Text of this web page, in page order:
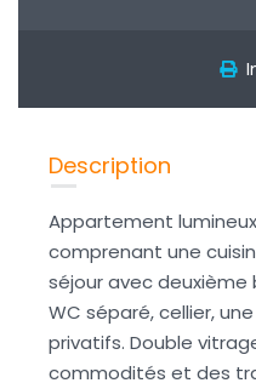
Description
Appartement
comprenant une
séjour avec deuxième
WC séparé, cellier,
privatifs. Double
commodités et des